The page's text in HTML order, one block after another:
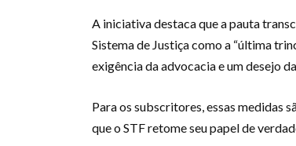
A iniciativa destaca que a pauta
Sistema de Justiça como a “última
exigência da advocacia e um desejo
Para os subscritores, essas medidas
que o STF retome seu papel de